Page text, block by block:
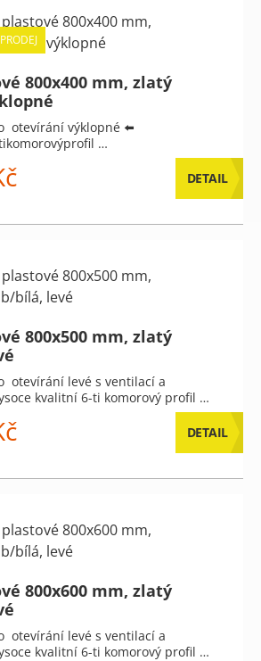
800x400 mm, zlatý
otevírání výklopné ⬅️
…
DETAIL
800x500 mm, zlatý
otevírání levé s ventilací a
kvalitní 6-ti komorový profil …
DETAIL
800x600 mm, zlatý
otevírání levé s ventilací a
kvalitní 6-ti komorový profil …